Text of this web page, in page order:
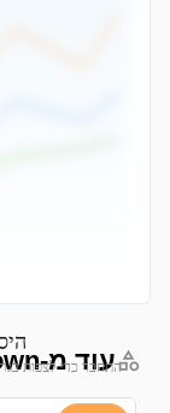
עוד מ-Town